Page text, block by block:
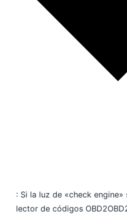
: Si la luz de «check
lector de códigos OBD2